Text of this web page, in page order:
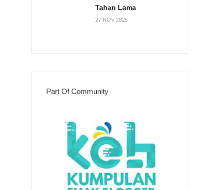
Tahan Lama
27 NOV 2025
Part Of Community